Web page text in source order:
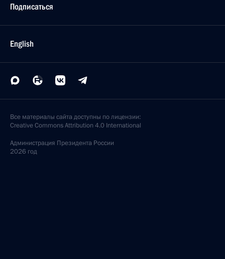
Подписаться
English
Все материалы сайта доступны по лицензии:
Creative Commons Attribution 4.0 International
Администрация Президента России
2026 год